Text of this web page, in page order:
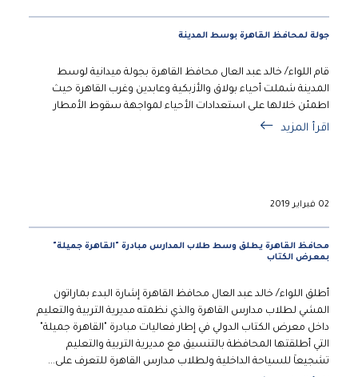
جولة لمحافظ القاهرة بوسط المدينة
قام اللواء/ خالد عبد العال محافظ القاهرة بجولة ميدانية لوسط
المدينة شملت أحياء بولاق والأزبكية وعابدين وغرب القاهرة حيث
اطمئن خلالها على استعدادات الأحياء لمواجهة سقوط الأمطار
اقرأ المزيد
02 فبراير 2019
محافظ القاهرة يطلق وسط طلاب المدارس مبادرة "القاهرة جميلة"
بمعرض الكتاب
أطلق اللواء/ خالد عبد العال محافظ القاهرة إشارة البدء بماراتون
المشي لطلاب مدارس القاهرة والذي نظمته مديرية التربية والتعليم
داخل معرض الكتاب الدولي في إطار فعاليات مبادرة "القاهرة جميلة"
التي أطلقتها المحافظة بالتنسيق مع مديرية التربية والتعليم
تشجيعاَ للسياحة الداخلية ولطلاب مدارس القاهرة للتعرف على...